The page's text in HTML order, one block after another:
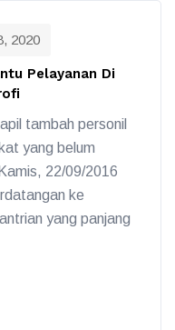
2020
Pelayanan Di
tambah personil
yang belum
22/09/2016
ke
yang panjang